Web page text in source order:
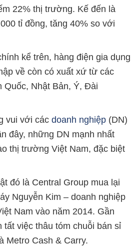
22% thị trường. Kế đến là
tỉ đồng, tăng 40% so với
kể trên, hàng điện gia dụng
về còn có xuất xứ từ các
Quốc, Nhật Bản, Ý, Đài
vui với các doanh nghiệp (DN)
đây, những DN mạnh nhất
thị trường Việt Nam, đặc biệt
đó là Central Group mua lại
Nguyễn Kim – doanh nghiệp
Nam vào năm 2014. Gần
tất việc thâu tóm chuỗi bán sỉ
Metro Cash & Carry.